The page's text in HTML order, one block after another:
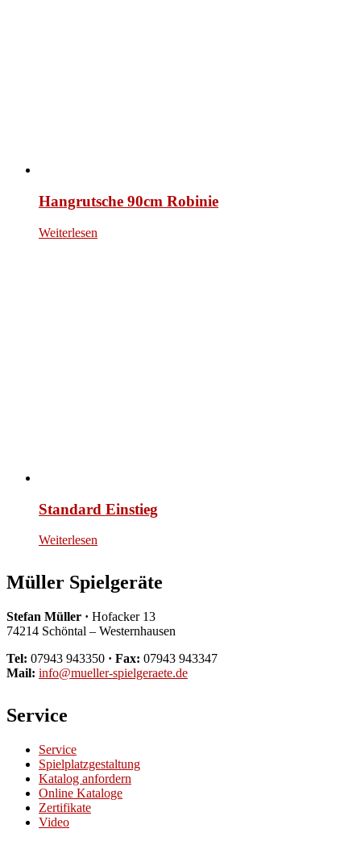
Hangrutsche 90cm Robinie
Weiterlesen
Standard Einstieg
Weiterlesen
Müller Spielgeräte
Stefan Müller · Hofacker 13
74214 Schöntal – Westernhausen
Tel: 07943 943350 · Fax: 07943 943347
Mail: info@mueller-spielgeraete.de
Service
Service
Spielplatzgestaltung
Katalog anfordern
Online Kataloge
Zertifikate
Video